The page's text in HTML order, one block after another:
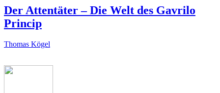
Der Attentäter – Die Welt des Gavrilo
Princip
Thomas Kögel